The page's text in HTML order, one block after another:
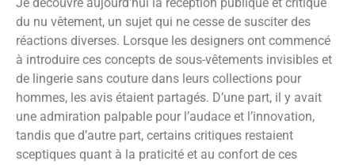
du nu vêtement, un sujet qui ne cesse de susciter des
réactions diverses. Lorsque les designers ont commencé
à introduire ces concepts de sous-vêtements invisibles et
de lingerie sans couture dans leurs collections pour
hommes, les avis étaient partagés. D’une part, il y avait
une admiration palpable pour l’audace et l’innovation,
tandis que d’autre part, certains critiques restaient
sceptiques quant à la praticité et au confort de ces